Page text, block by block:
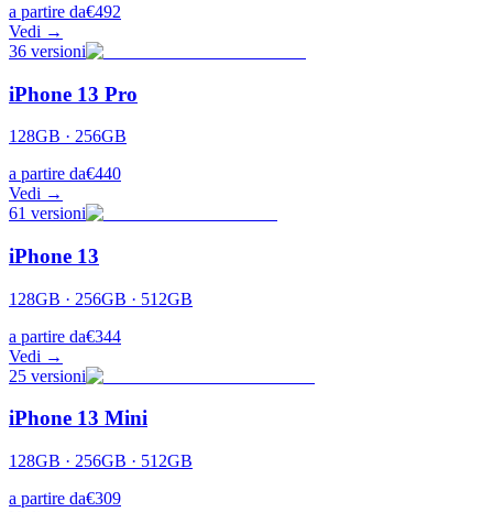
a partire da€492
Vedi →
36 versioni
iPhone 13 Pro
128GB · 256GB
a partire da€440
Vedi →
61 versioni
iPhone 13
128GB · 256GB · 512GB
a partire da€344
Vedi →
25 versioni
iPhone 13 Mini
128GB · 256GB · 512GB
a partire da€309